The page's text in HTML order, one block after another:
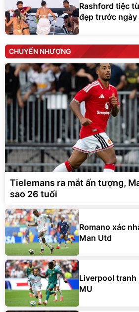
Rashford tiệc
đẹp trước ngày
CHUYỂN NHƯỢNG
Tielemans ra mắt ấn tượng,
sao 26 tuổi
Romano xác
Man Utd
Liverpool tranh
MU